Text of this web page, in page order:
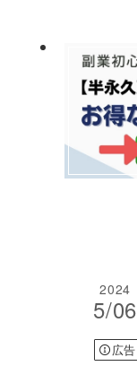
2024
5/06
広告